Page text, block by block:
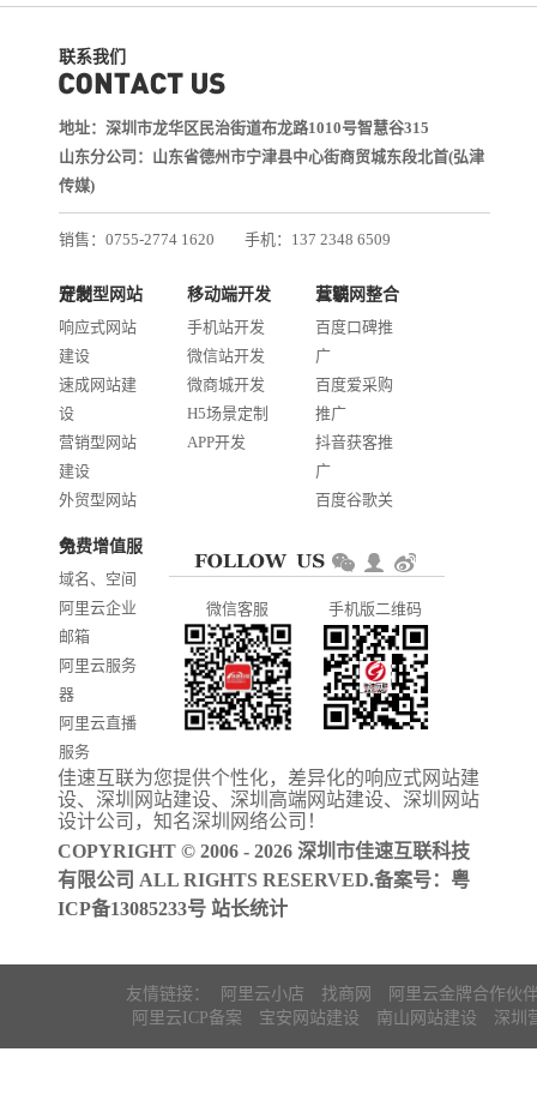
联系我们
地址：深圳市龙华区民治街道布龙路1010号智慧谷315
山东分公司：山东省德州市宁津县中心街商贸城东段北首(弘津
传媒)
销售：0755-2774 1620
手机：137 2348 6509
邮箱：services@jiasuweb.com
定制型网站开发
响应式网站
建设
速成网站建
设
营销型网站
建设
外贸型网站
商城网站开
发
门户信息平
台开发
移动端开发
手机站开发
微信站开发
微商城开发
H5场景定制
APP开发
互联网整合营销
百度口碑推
广
百度爱采购
推广
抖音获客推
广
百度谷歌关
AI智能发布
免费增值服务
域名、空间
阿里云企业
邮箱
阿里云服务
器
阿里云直播
服务
阿里云ICP备
案
微信客服 手机版二维码
佳速互联为您提供个性化，差异化的响应式网站建
设、 深圳网站建设、 深圳高端网站建设、 深圳网站
设计公司 ，知名深圳网络公司 ！
COPYRIGHT © 2006 - 2026 深圳市佳速互联科技
有限公司 ALL RIGHTS RESERVED.备案号： 粤
ICP备13085233号 站长统计
友情链接： 阿里云小店 找商网
阿里云金牌合作伙
阿里云ICP备案
宝安网站建设 南山网站建设 深圳